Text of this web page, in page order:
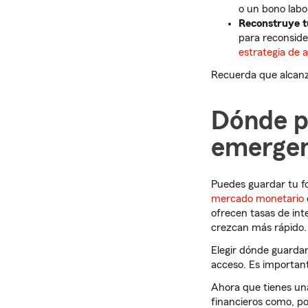
o un bono
Reconstruye
para
estrategia de
Recuerda que
Dónde
Puedes guardar tu
mercado monetario
ofrecen tasas de
crezcan más
Elegir dónde
acceso. Es
Ahora que tienes
financieros como,